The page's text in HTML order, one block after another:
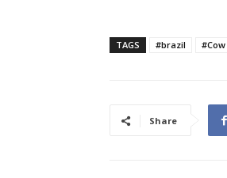
TAGS #brazil #Cow
Share